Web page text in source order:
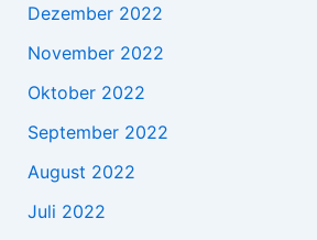
Dezember 2022
November 2022
Oktober 2022
September 2022
August 2022
Juli 2022